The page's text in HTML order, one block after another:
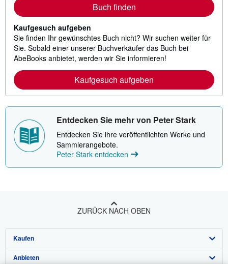
Buch finden
Kaufgesuch aufgeben
Sie finden Ihr gewünschtes Buch nicht? Wir suchen weiter für
Sie. Sobald einer unserer Buchverkäufer das Buch bei
AbeBooks anbietet, werden wir Sie informieren!
Kaufgesuch aufgeben
Entdecken Sie mehr von Peter Stark
Entdecken Sie ihre veröffentlichten Werke und
Sammlerangebote.
Peter Stark entdecken
ZURÜCK NACH OBEN
Kaufen
Detailsuche
Anbieten